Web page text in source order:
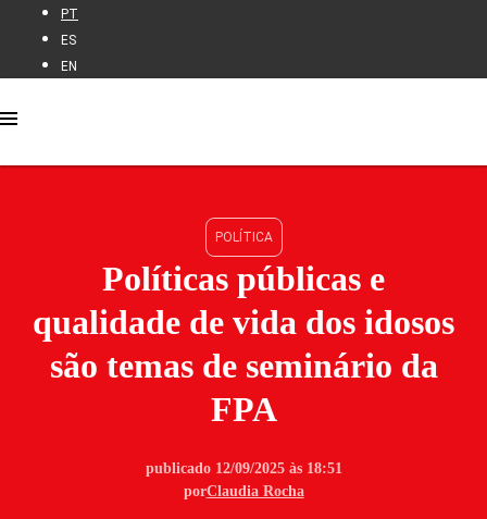
PT
ES
EN
POLÍTICA
Políticas públicas e
qualidade de vida dos idosos
são temas de seminário da
FPA
publicado 12/09/2025 às 18:51
porClaudia Rocha